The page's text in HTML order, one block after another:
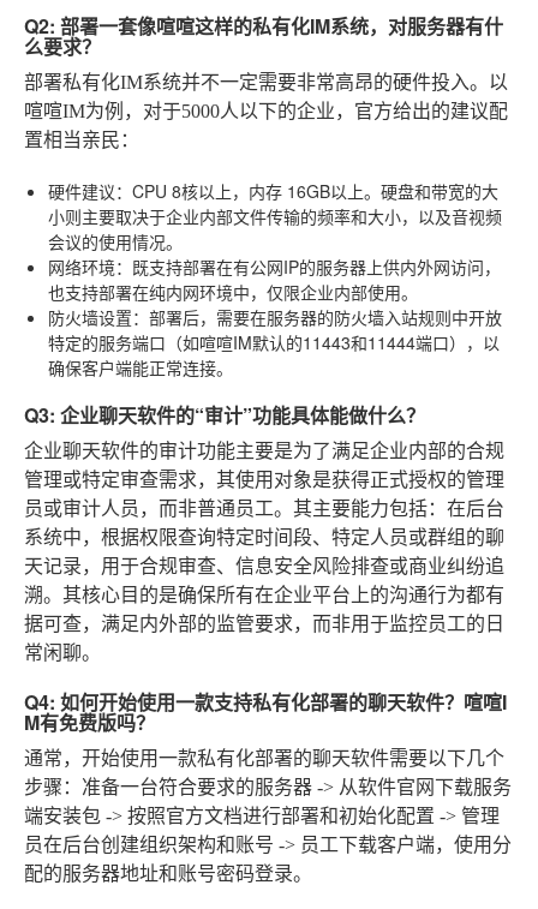
Q2: 部署一套像喧喧这样的私有化IM系统，对服务器有什
么要求？
部署私有化IM系统并不一定需要非常高昂的硬件投入。以
喧喧IM为例，对于5000人以下的企业，官方给出的建议配
置相当亲民：
硬件建议：CPU 8核以上，内存 16GB以上。硬盘和带宽的大
小则主要取决于企业内部文件传输的频率和大小，以及音视频
会议的使用情况。
网络环境：既支持部署在有公网IP的服务器上供内外网访问，
也支持部署在纯内网环境中，仅限企业内部使用。
防火墙设置：部署后，需要在服务器的防火墙入站规则中开放
特定的服务端口（如喧喧IM默认的11443和11444端口），以
确保客户端能正常连接。
Q3: 企业聊天软件的“审计”功能具体能做什么？
企业聊天软件的审计功能主要是为了满足企业内部的合规
管理或特定审查需求，其使用对象是获得正式授权的管理
员或审计人员，而非普通员工。其主要能力包括：在后台
系统中，根据权限查询特定时间段、特定人员或群组的聊
天记录，用于合规审查、信息安全风险排查或商业纠纷追
溯。其核心目的是确保所有在企业平台上的沟通行为都有
据可查，满足内外部的监管要求，而非用于监控员工的日
常闲聊。
Q4: 如何开始使用一款支持私有化部署的聊天软件？喧喧I
M有免费版吗？
通常，开始使用一款私有化部署的聊天软件需要以下几个
步骤：准备一台符合要求的服务器 -> 从软件官网下载服务
端安装包 -> 按照官方文档进行部署和初始化配置 -> 管理
员在后台创建组织架构和账号 -> 员工下载客户端，使用分
配的服务器地址和账号密码登录。